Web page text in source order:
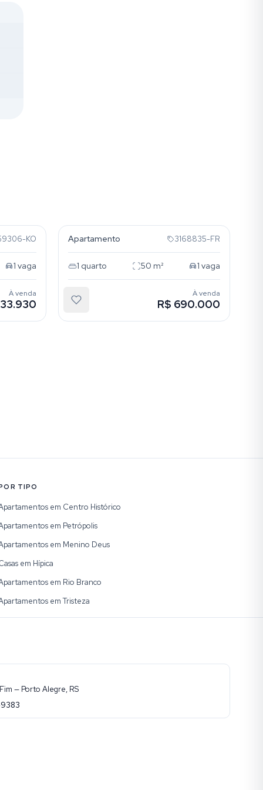
KO
1 vaga
À venda
Apartamento 3168835-FR
1 quarto 50 m² 1 vaga
À venda
R$ 690.000
TIPO
em Centro Histórico
em Petrópolis
em Menino Deus
em Hípica
em Rio Branco
em Tristeza
— Porto Alegre, RS